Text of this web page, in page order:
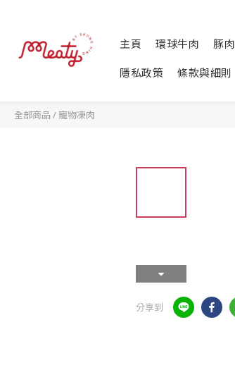
主頁 環球牛肉 豚肉
隱私政策 條款與細則
全部商品 / 寵物凍肉
分享到